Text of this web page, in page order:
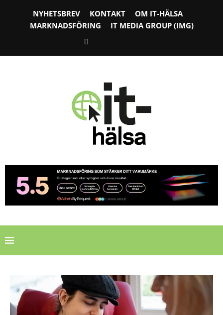
NYHETSBREV KONTAKT
OM IT-HÄLSA
MARKNADSFÖRING
IT MEDIA GROUP (IMG)